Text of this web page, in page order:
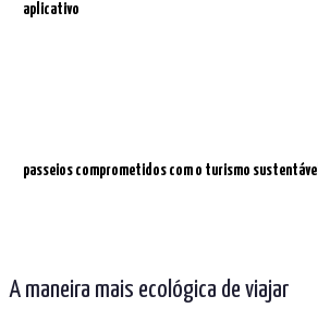
aplicativo
passeios comprometidos com o turismo sustentável
A maneira mais ecológica de viajar